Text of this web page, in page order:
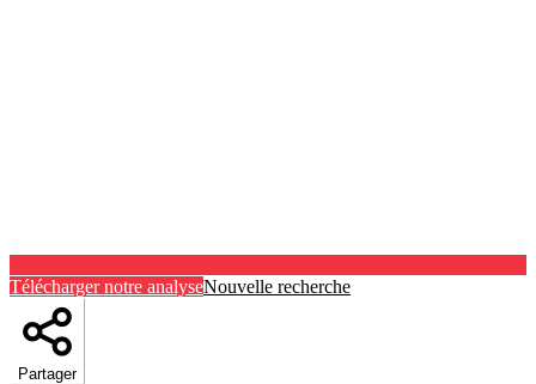
Télécharger notre analyseNouvelle recherche
Partager